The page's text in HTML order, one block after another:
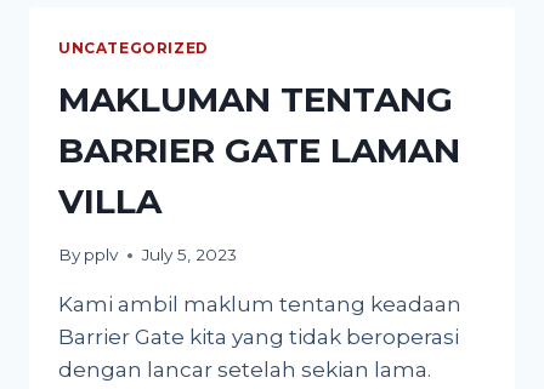
UNCATEGORIZED
MAKLUMAN TENTANG
BARRIER GATE LAMAN
VILLA
By pplv July 5, 2023
Kami ambil maklum tentang keadaan
Barrier Gate kita yang tidak beroperasi
dengan lancar setelah sekian lama.